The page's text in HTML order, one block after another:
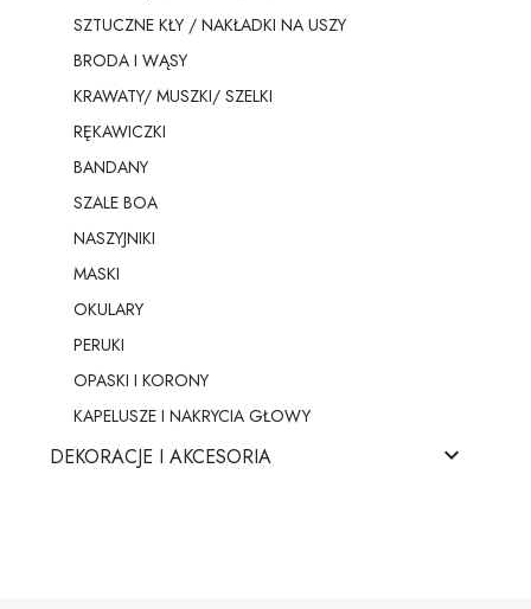
SZTUCZNE KŁY / NAKŁADKI NA USZY
BRODA I WĄSY
KRAWATY/ MUSZKI/ SZELKI
RĘKAWICZKI
BANDANY
SZALE BOA
NASZYJNIKI
MASKI
OKULARY
PERUKI
OPASKI I KORONY
KAPELUSZE I NAKRYCIA GŁOWY
DEKORACJE I AKCESORIA 